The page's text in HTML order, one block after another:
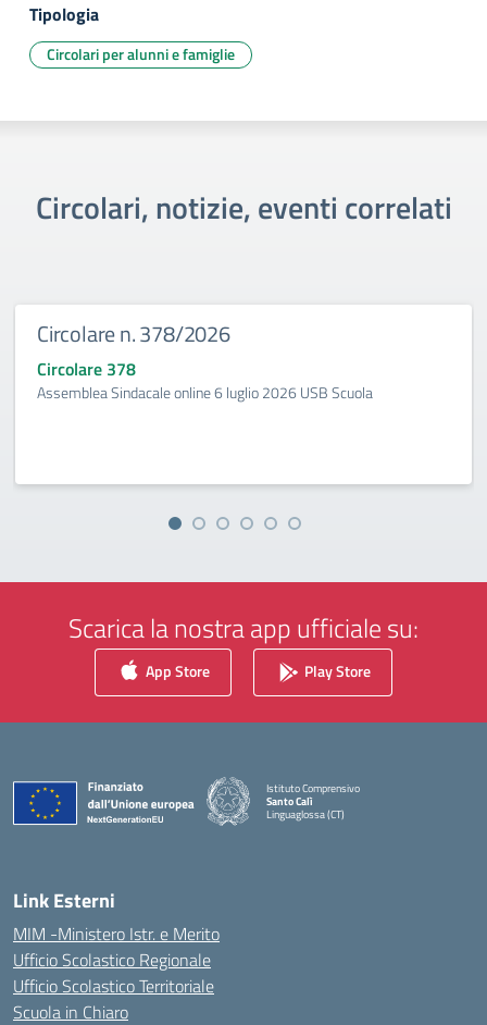
Tipologia
Circolari per alunni e famiglie
Circolari, notizie, eventi correlati
Circolare n. 378/2026
Circolare 378
Assemblea Sindacale online 6 luglio 2026 USB Scuola
Scarica la nostra app ufficiale su:
App Store Play Store
Istituto Comprensivo
Santo Calì
Linguaglossa (CT)
— Visita la pagina iniziale della scuola
Link Esterni
MIM -Ministero Istr. e Merito
Ufficio Scolastico Regionale
Ufficio Scolastico Territoriale
Scuola in Chiaro